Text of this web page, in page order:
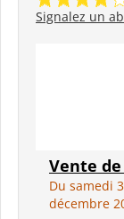
Signalez un
Vente
Du samedi
décembre